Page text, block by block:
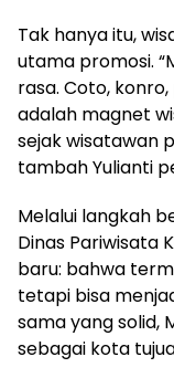
Tak hanya itu,
utama promosi.
rasa. Coto,
adalah magnet
sejak wisatawan
tambah Yulianti
Melalui langkah
Dinas Pariwisata
baru: bahwa
tetapi bisa
sama yang solid,
sebagai kota